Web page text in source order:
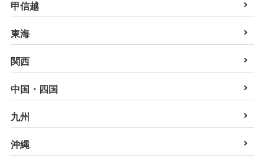
甲信越
東海
関西
中国・四国
九州
沖縄